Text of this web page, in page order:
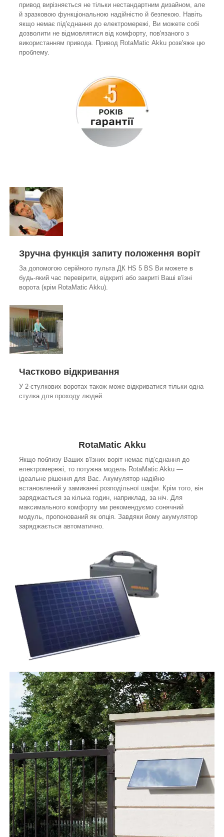
привод вирізняється не тільки нестандартним дизайном, але
й зразковою функціональною надійністю й безпекою. Навіть
якщо немає під'єднання до електромережі, Ви можете собі
дозволити не відмовлятися від комфорту, пов'язаного з
використанням привода. Привод RotaMatic Akku розв'яже цю
проблему.
Зручна функція запиту положення воріт
За допомогою серійного пульта ДК HS 5 BS Ви можете в
будь-який час перевірити, відкриті або закриті Ваші в'їзні
ворота (крім RotaMatic Akku).
Частково відкривання
У 2-стулкових воротах також може відкриватися тільки одна
стулка для проходу людей.
RotaMatic Akku
Якщо поблизу Ваших в'їзних воріт немає під'єднання до
електромережі, то потужна модель RotaMatic Akku —
ідеальне рішення для Вас. Акумулятор надійно
встановлений у замиканні розподільної шафи. Крім того, він
заряджається за кілька годин, наприклад, за ніч. Для
максимального комфорту ми рекомендуємо сонячний
модуль, пропонований як опція. Завдяки йому акумулятор
заряджається автоматично.